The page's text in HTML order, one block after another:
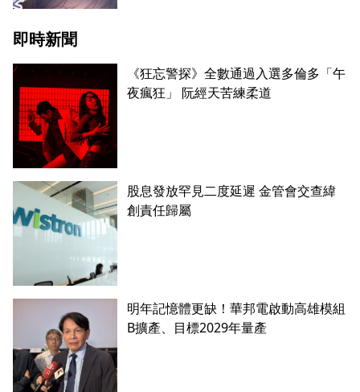
即時新聞
《狂忘警探》全數通過入選多倫多「午
夜瘋狂」 阮經天苦練柔道
股息發放罕見二度延遲 金管會交查緯
創責任歸屬
明年記憶體更缺！華邦電啟動高雄模組
B擴產、目標2029年量產